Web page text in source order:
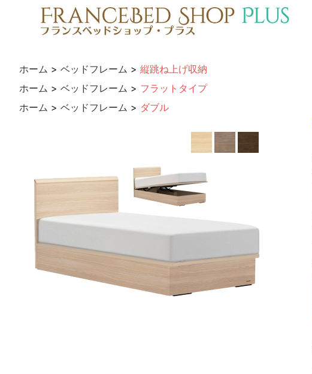
ホーム > ベッドフレーム > 縦跳ね上げ収納
ホーム > ベッドフレーム > フラットタイプ
ホーム > ベッドフレーム > ダブル